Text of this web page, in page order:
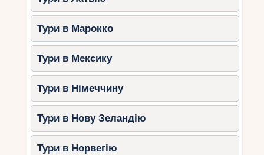
Тури в Марокко
Тури в Мексику
Тури в Німеччину
Тури в Нову Зеландію
Тури в Норвегію